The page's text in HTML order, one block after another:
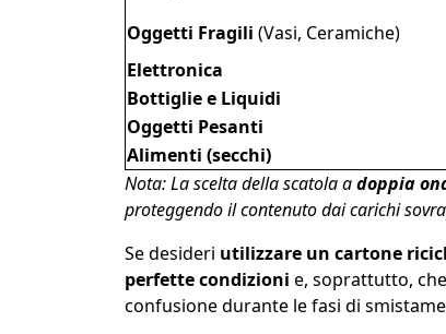
Oggetti Fragili (Vasi, Ceramiche)
Elettronica
Bottiglie e Liquidi
Oggetti Pesanti
Alimenti (secchi)
Nota: La scelta della scatola adoppia
proteggendo il contenuto dai carichi
Se desideri utilizzare un cartone
perfette condizioni e, soprattutto,
confusione durante le fasi di